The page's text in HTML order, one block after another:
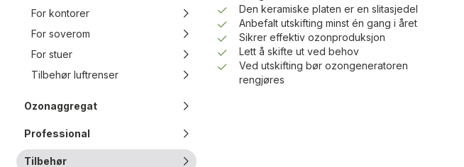
For kontorer
For soverom
For stuer
Tilbehør luftrenser
Ozonaggregat
Professional
Tilbehør
Den keramiske platen er en slitasjedel
Anbefalt utskifting minst én gang i året
Sikrer effektiv ozonproduksjon
Lett å skifte ut ved behov
Ved utskifting bør ozongeneratoren
rengjøres